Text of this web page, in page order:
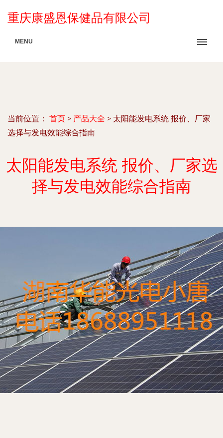
重庆康盛恩保健品有限公司
MENU
当前位置： 首页 > 产品大全 > 太阳能发电系统 报价、厂家
选择与发电效能综合指南
太阳能发电系统 报价、厂家选
择与发电效能综合指南